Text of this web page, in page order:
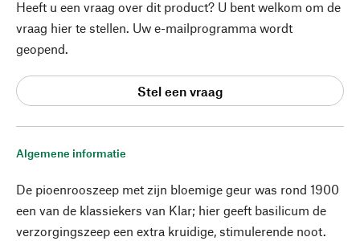
Algemene informatie
De pioenrooszeep met zijn bloemige geur was rond 1900
een van de klassiekers van Klar; hier geeft basilicum de
verzorgingszeep een extra kruidige, stimulerende noot.
Heeft u een vraag over dit product? U bent welkom om de
vraag hier te stellen. Uw e-mailprogramma wordt
geopend.
Stel een vraag